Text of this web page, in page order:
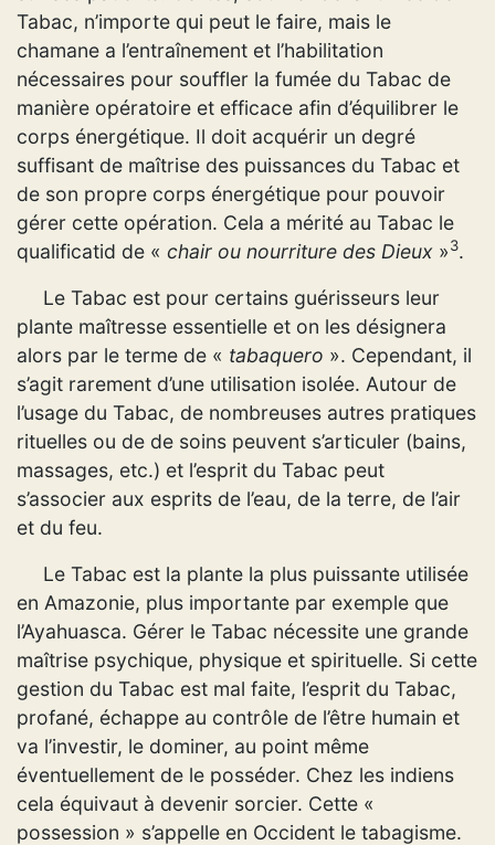
Tabac, n’importe qui peut le faire, mais le
chamane a l’entraînement et l’habilitation
nécessaires pour souffler la fumée du Tabac de
manière opératoire et efficace afin d’équilibrer le
corps énergétique. Il doit acquérir un degré
suffisant de maîtrise des puissances du Tabac et
de son propre corps énergétique pour pouvoir
gérer cette opération. Cela a mérité au Tabac le
qualificatid de « chair ou nourriture des Dieux »3.
Le Tabac est pour certains guérisseurs leur
plante maîtresse essentielle et on les désignera
alors par le terme de « tabaquero ». Cependant, il
s’agit rarement d’une utilisation isolée. Autour de
l’usage du Tabac, de nombreuses autres pratiques
rituelles ou de de soins peuvent s’articuler (bains,
massages, etc.) et l’esprit du Tabac peut
s’associer aux esprits de l’eau, de la terre, de l’air
et du feu.
Le Tabac est la plante la plus puissante utilisée
en Amazonie, plus importante par exemple que
l’Ayahuasca. Gérer le Tabac nécessite une grande
maîtrise psychique, physique et spirituelle. Si cette
gestion du Tabac est mal faite, l’esprit du Tabac,
profané, échappe au contrôle de l’être humain et
va l’investir, le dominer, au point même
éventuellement de le posséder. Chez les indiens
cela équivaut à devenir sorcier. Cette «
possession » s’appelle en Occident le tabagisme.